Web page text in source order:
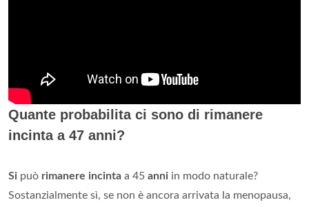
Quante probabilita ci sono di rimanere
incinta a 47 anni?
Si può rimanere incinta a 45 anni in modo naturale?
Sostanzialmente sì, se non è ancora arrivata la menopausa,